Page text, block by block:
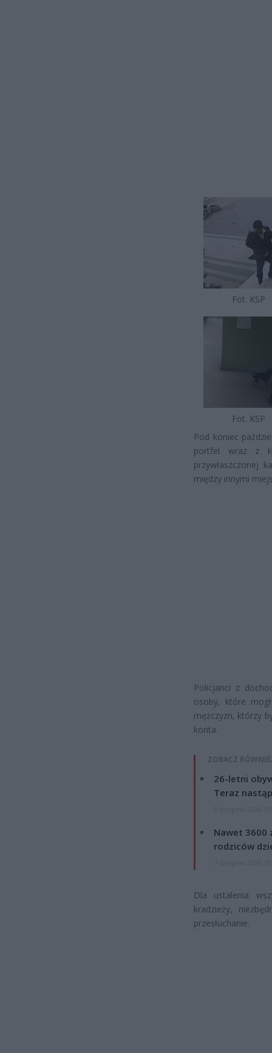
Fot. KSP
Fot. KSP
Pod koniec
portfel wraz z
przywłaszczonej
między innymi
Policjanci z
osoby, które
mężczyzn, którzy
konta.
ZOBACZ
26-letni
Teraz
Nawet 3600
rodziców
Dla ustalenia
kradzieży,
przesłuchanie.